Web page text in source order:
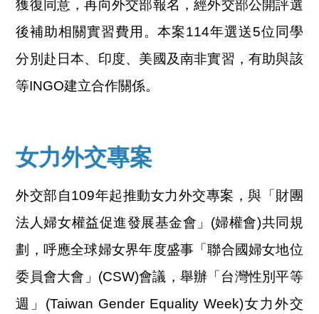
獲復同意，再向外交部報名，經外交部公開評選
後補助相關實習費用。本案114年選送5位同學
分別赴日本、印度、美國及南非實習，有助與該
等INGO建立合作關係。
女力外交專案
外交部自109年起推動女力外交專案，與「財團
法人婦女權益促進發展基金會」(婦權會)共同規
劃，呼應全球婦女界年度盛事「聯合國婦女地位
委員會大會」(CSW)會議，舉辦「台灣性別平等
週」(Taiwan Gender Equality Week)女力外交